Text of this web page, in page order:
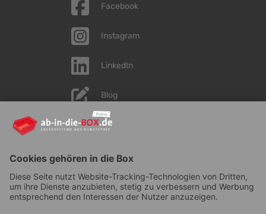
Facebook
Instagram
LinkedIn
Blog
YouTube